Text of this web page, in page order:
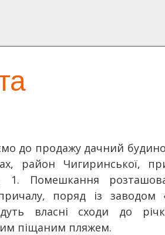
до продажу дачний
район Чигиринської,
1. Помешкання
поряд із заводом
власні сходи до
піщаним пляжем.